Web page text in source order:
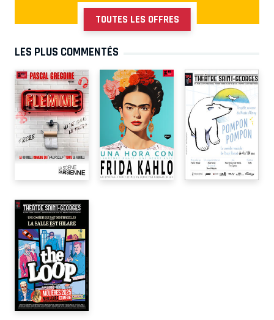
TOUTES LES OFFRES
LES PLUS COMMENTÉS